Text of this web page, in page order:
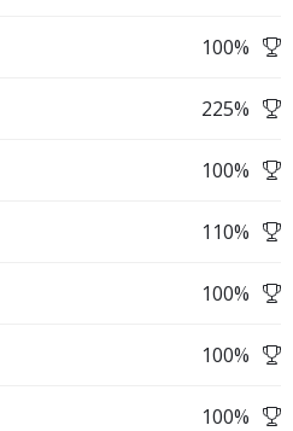
100%
225%
100%
110%
100%
100%
100%